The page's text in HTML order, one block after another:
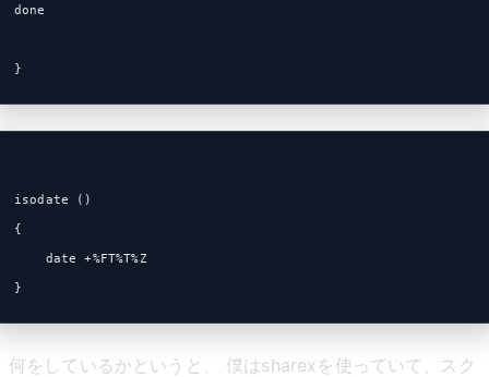
done
}
isodate ()
{
    date +%FT%T%Z
}
何をしているかというと、 僕はsharexを使っていて、スク